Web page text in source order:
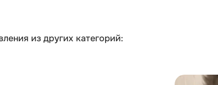
из других категорий: